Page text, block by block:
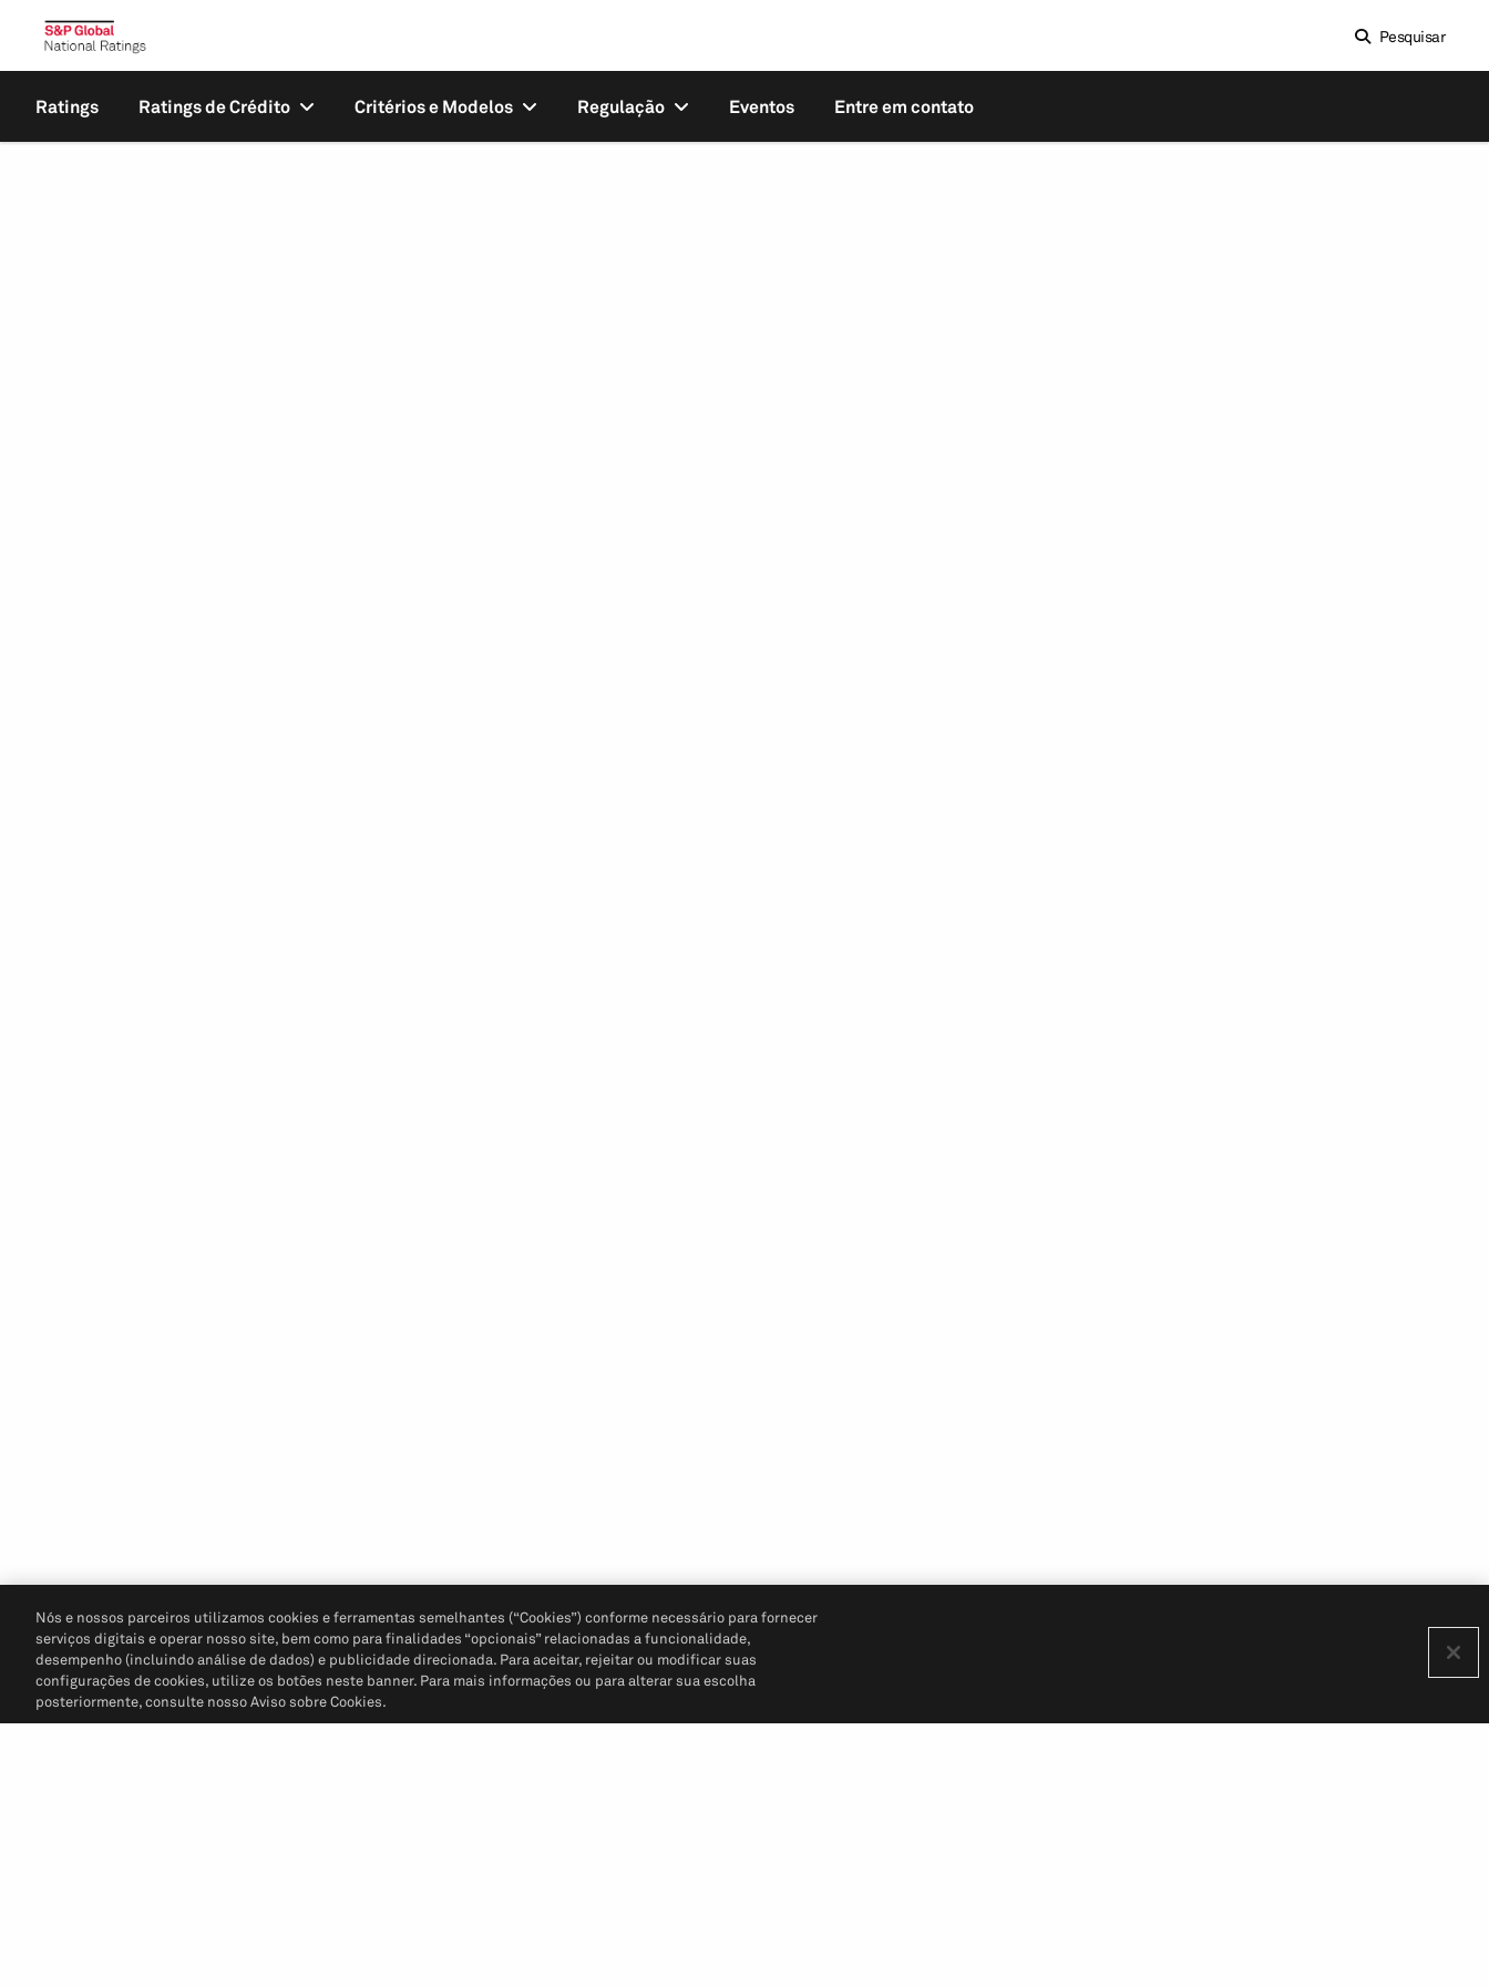
Pesquisar
Ratings Ratings de Crédito Critérios e Modelos Regulação Eventos Entre em contato
Nós e nossos parceiros utilizamos cookies e ferramentas semelhantes (“Cookies”) conforme necessário para fornecer
serviços digitais e operar nosso site, bem como para finalidades “opcionais” relacionadas a funcionalidade,
desempenho (incluindo análise de dados) e publicidade direcionada. Para aceitar, rejeitar ou modificar suas
configurações de cookies, utilize os botões neste banner. Para mais informações ou para alterar sua escolha
posteriormente, consulte nosso Aviso sobre Cookies.